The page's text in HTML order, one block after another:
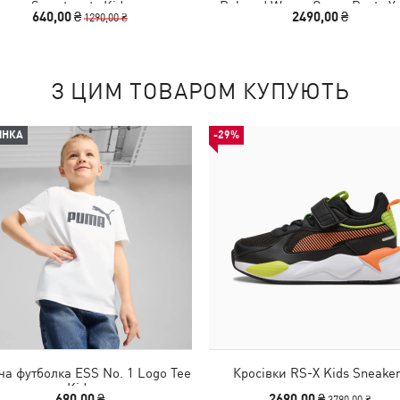
Sweatpants Kids
640,00 ₴1290,00 ₴
Relaxed Woven Cargo Pants
2490,00 ₴
З ЦИМ ТОВАРОМ КУПУЮТЬ
футболка ESS No. 1 Logo Tee
Kids
-29%
Кросівки RS-X Kids